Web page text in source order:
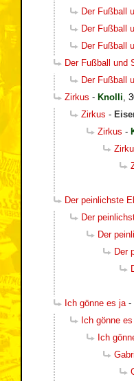
Der Fußball
Der Fußball
Der Fußball
Der Fußball und
Der Fußball
Zirkus - Knolli
Zirkus -
Zirkus -
Der peinlichste
Der
Der
Der
Ich gönne es ja -
Ich gönne
Ich